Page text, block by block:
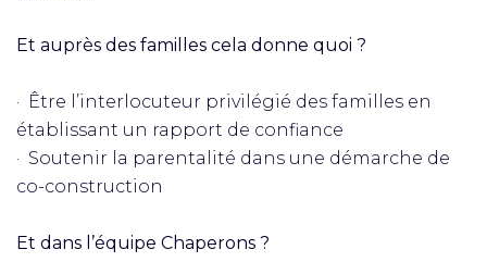
Et auprès des familles cela donne quoi ?
· Être l’interlocuteur privilégié des familles en
établissant un rapport de confiance
· Soutenir la parentalité dans une démarche de
co-construction
Et dans l’équipe Chaperons ?